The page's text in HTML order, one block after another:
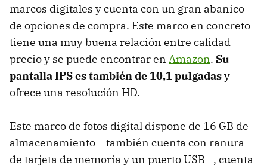
marcos digitales y cuenta con un gran abanico
de opciones de compra. Este marco en concreto
tiene una muy buena relación entre calidad
precio y se puede encontrar en Amazon. Su
pantalla IPS es también de 10,1 pulgadasy
ofrece una resolución HD.
Este marco de fotos digital dispone de 16 GB de
almacenamiento —también cuenta con ranura
de tarjeta de memoria y un puerto USB—, cuenta